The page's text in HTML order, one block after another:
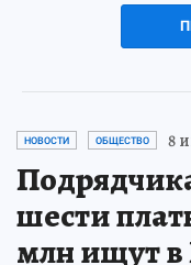
НОВОСТИ ОБЩЕСТВО 8
шести
млн ищут